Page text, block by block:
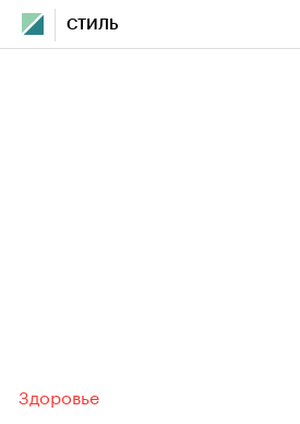
СТИЛЬ
Здоровье